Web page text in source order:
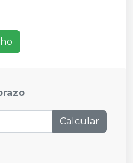
Calcular